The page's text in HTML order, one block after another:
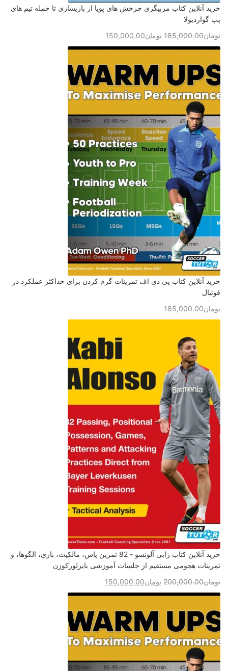
خرید آنلاین کتاب مربیگری چرخش های پویا از بازیسازی تا حمله تیم های
پپ گواردیولا
تومان185,000.00 تومان150,000.00
خرید آنلاین کتاب پی دی اف تمرینات گرم کردن برای حداکثر عملکرد در
فوتبال
تومان185,000.00
خرید آنلاین کتاب ژابی آلونسو - 82 تمرین پاس، مالکیت، بازی، الگوها، و
تمرینات هجومی مستقیم از جلسات آموزشی بایرلورکوزن
تومان200,000.00 تومان150,000.00